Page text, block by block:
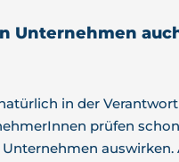
Unternehmen
in der
prüfen
Unternehmen